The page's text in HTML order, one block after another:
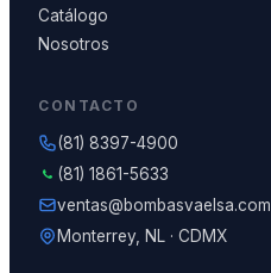
Catálogo
Nosotros
CONTACTO
(81) 8397-4900
(81) 1861-5633
ventas@bombasvaelsa.com
Monterrey, NL · CDMX